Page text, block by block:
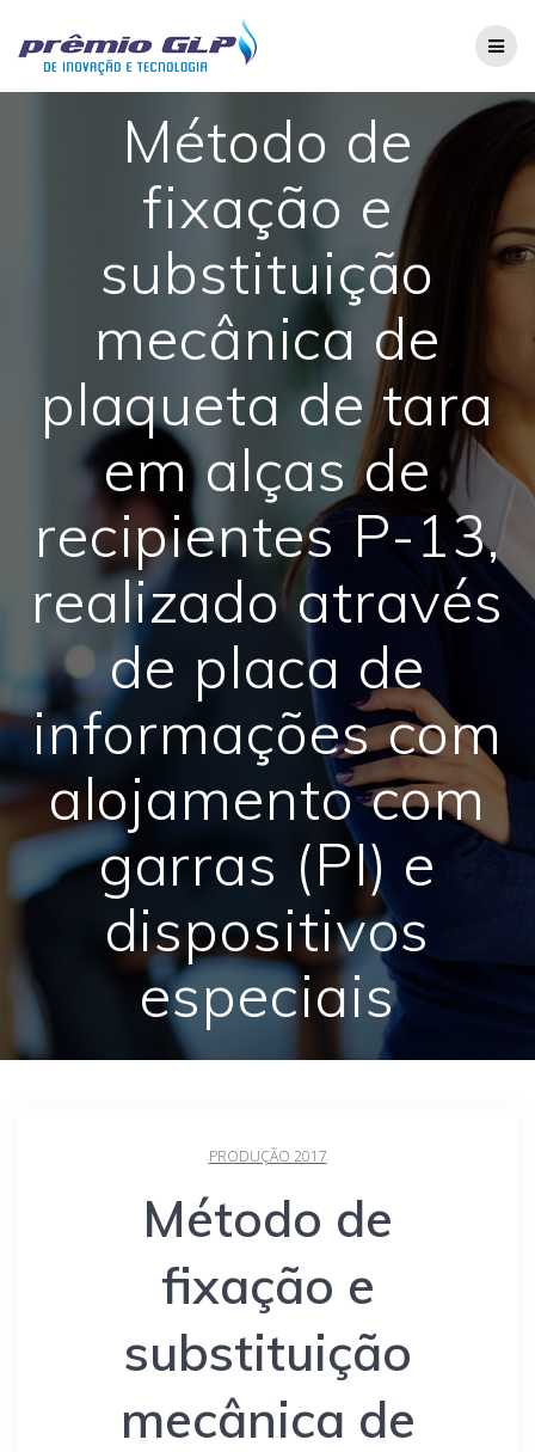
Método de
fixação e
substituição
mecânica de
plaqueta de tara
em alças de
recipientes P-13,
realizado através
de placa de
informações com
alojamento com
garras (PI) e
dispositivos
especiais
PRODUÇÃO 2017
Método de
fixação e
substituição
mecânica de